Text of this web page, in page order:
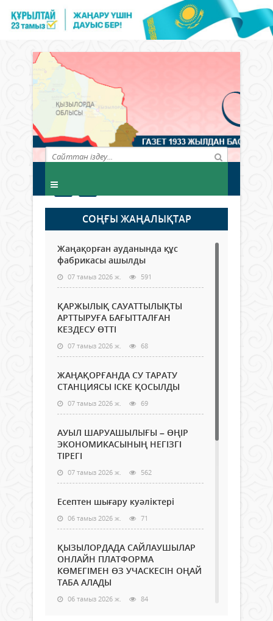
СОҢҒЫ ЖАҢАЛЫҚТАР
Жаңақорған ауданында құс
фабрикасы ашылды
07 тамыз 2026 ж. 591
ҚАРЖЫЛЫҚ САУАТТЫЛЫҚТЫ
АРТТЫРУҒА БАҒЫТТАЛҒАН
КЕЗДЕСУ ӨТТІ
07 тамыз 2026 ж. 68
ЖАҢАҚОРҒАНДА СУ ТАРАТУ
СТАНЦИЯСЫ ІСКЕ ҚОСЫЛДЫ
07 тамыз 2026 ж. 69
АУЫЛ ШАРУАШЫЛЫҒЫ – ӨҢІР
ЭКОНОМИКАСЫНЫҢ НЕГІЗГІ
ТІРЕГІ
07 тамыз 2026 ж. 562
Есептен шығару куәліктері
06 тамыз 2026 ж. 71
ҚЫЗЫЛОРДАДА САЙЛАУШЫЛАР
ОНЛАЙН ПЛАТФОРМА
КӨМЕГІМЕН ӨЗ УЧАСКЕСІН ОҢАЙ
ТАБА АЛАДЫ
06 тамыз 2026 ж. 84